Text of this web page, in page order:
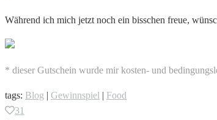
Während ich mich jetzt noch ein bisschen freue,
* dieser Gutschein wurde mir kosten- und
tags: Blog Gewinnspiel
Food
31